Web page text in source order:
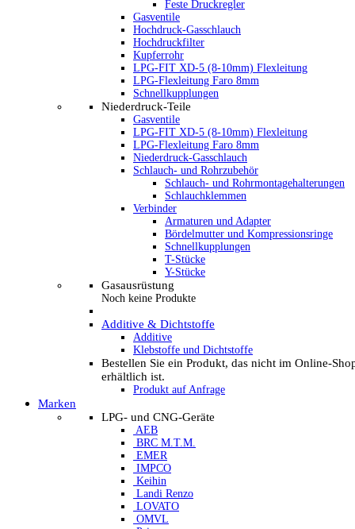
Feste Druckregler
Gasventile
Hochdruck-Gasschlauch
Hochdruckfilter
Kupferrohr
LPG-FIT XD-5 (8-10mm) Flexleitung
LPG-Flexleitung Faro 8mm
Schnellkupplungen
Niederdruck-Teile
Gasventile
LPG-FIT XD-5 (8-10mm) Flexleitung
LPG-Flexleitung Faro 8mm
Niederdruck-Gasschlauch
Schlauch- und Rohrzubehör
Schlauch- und Rohrmontagehalterungen
Schlauchklemmen
Verbinder
Armaturen und Adapter
Bördelmutter und Kompressionsringe
Schnellkupplungen
T-Stücke
Y-Stücke
Gasausrüstung
Noch keine Produkte
Additive & Dichtstoffe
Additive
Klebstoffe und Dichtstoffe
Bestellen Sie ein Produkt, das nicht im Online-
erhältlich ist.
Produkt auf Anfrage
Marken
LPG- und CNG-Geräte
AEB
BRC M.T.M.
EMER
IMPCO
Keihin
Landi Renzo
LOVATO
OMVL